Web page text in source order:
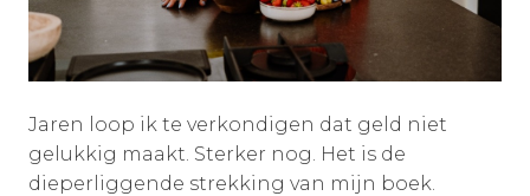
Jaren loop ik te verkondigen dat geld niet
gelukkig maakt. Sterker nog. Het is de
dieperliggende strekking van mijn boek.